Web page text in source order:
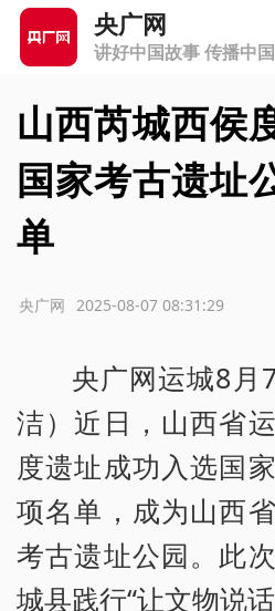
央广网
讲好中国故事 传播中
山西芮城西侯
国家考古遗址
单
2025-08-07 08:31:29
央广网
央广网运城8月
洁）近日，山西省
度遗址成功入选国
项名单，成为山西
考古遗址公园。此
城县践行“让文物说